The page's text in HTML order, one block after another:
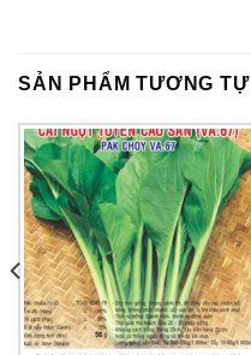
SẢN PHẨM TƯƠNG TỰ